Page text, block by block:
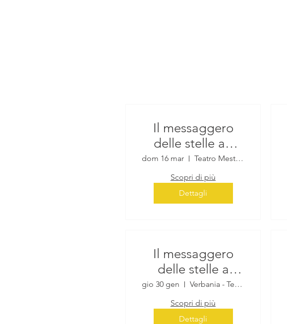
Il messaggero
delle stelle ad
Apiro
dom 16 mar
Teatro Mestica di Apiro
Scopri di più
Dettagli
Il messaggero
delle stelle a
Verbania
gio 30 gen
Verbania - Teatro Il Maggiore
Scopri di più
Dettagli